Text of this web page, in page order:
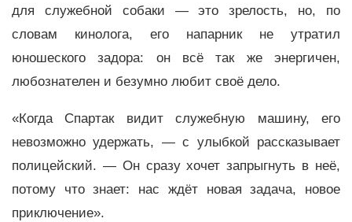
для служебной собаки — это зрелость, но, по
словам кинолога, его напарник не утратил
юношеского задора: он всё так же энергичен,
любознателен и безумно любит своё дело.
«Когда Спартак видит служебную машину, его
невозможно удержать, — с улыбкой рассказывает
полицейский. — Он сразу хочет запрыгнуть в неё,
потому что знает: нас ждёт новая задача, новое
приключение».